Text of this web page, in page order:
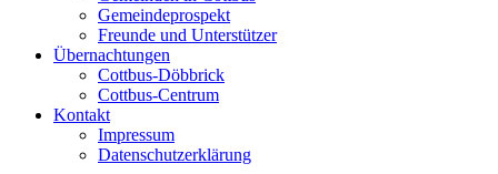
Gemeindeprospekt
Freunde und Unterstützer
Übernachtungen
Cottbus-Döbbrick
Cottbus-Centrum
Kontakt
Impressum
Datenschutzerklärung